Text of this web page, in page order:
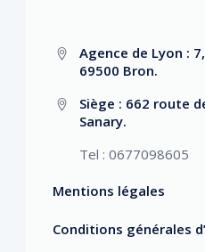
Agence de Lyon :
69500 Bron.
Siège : 662 route
Sanary.
Tel : 0677098605
Mentions légales
Conditions générales